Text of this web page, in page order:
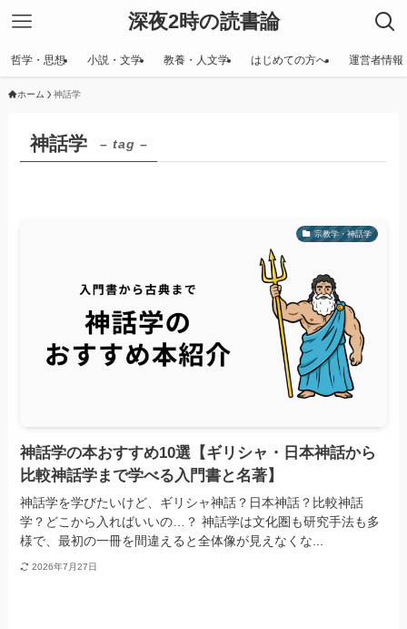
深夜2時の読書論
哲学・思想 小説・文学 教養・人文学 はじめての方へ 運営者情報
ホーム 神話学
神話学 – tag –
宗教学・神話学
神話学の本おすすめ10選【ギリシャ・日本神話から
比較神話学まで学べる入門書と名著】
神話学を学びたいけど、ギリシャ神話？日本神話？比較神話
学？どこから入ればいいの…？ 神話学は文化圏も研究手法も多
様で、最初の一冊を間違えると全体像が見えなくな...
2026年7月27日